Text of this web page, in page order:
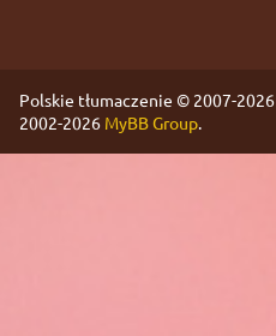
Polskie tłumaczenie © 2007-2026
2002-2026 MyBB Group.